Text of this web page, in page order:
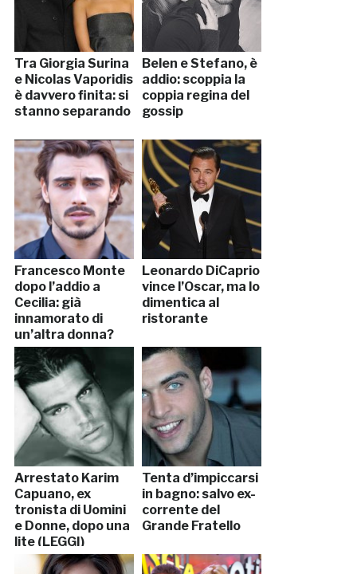
Tra Giorgia Surina
e Nicolas Vaporidis
è davvero finita: si
stanno separando
Belen e Stefano, è
addio: scoppia la
coppia regina del
gossip
Francesco Monte
dopo l’addio a
Cecilia: già
innamorato di
un’altra donna?
Leonardo DiCaprio
vince l’Oscar, ma lo
dimentica al
ristorante
Arrestato Karim
Capuano, ex
tronista di Uomini
e Donne, dopo una
lite (LEGGI)
Tenta d’impiccarsi
in bagno: salvo ex-
corrente del
Grande Fratello